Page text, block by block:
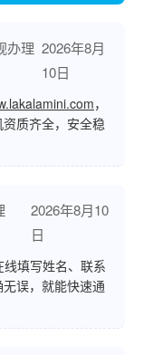
办理 2026年8月
10日
，
质齐全，安全稳
2026年8月10
日
填写姓名、联系
误，就能快速通